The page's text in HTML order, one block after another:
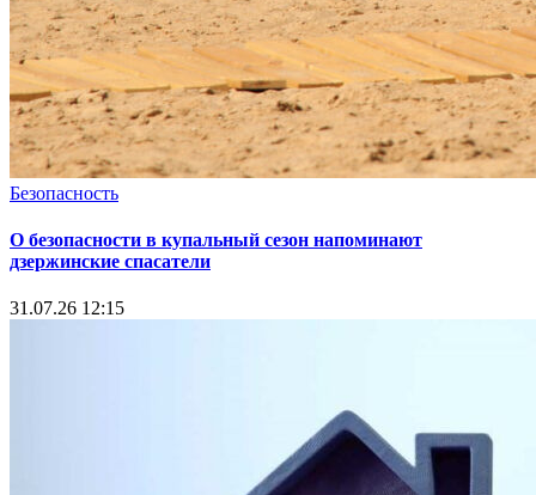
Безопасность
О безопасности в купальный сезон напоминают
дзержинские спасатели
31.07.26 12:15